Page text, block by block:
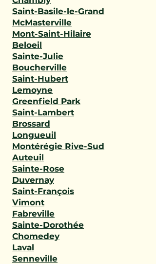
Saint-Basile-le-Grand
McMasterville
Mont-Saint-Hilaire
Beloeil
Sainte-Julie
Boucherville
Saint-Hubert
Lemoyne
Greenfield Park
Saint-Lambert
Brossard
Longueuil
Montérégie Rive-Sud
Auteuil
Sainte-Rose
Duvernay
Saint-François
Vimont
Fabreville
Sainte-Dorothée
Chomedey
Laval
Senneville